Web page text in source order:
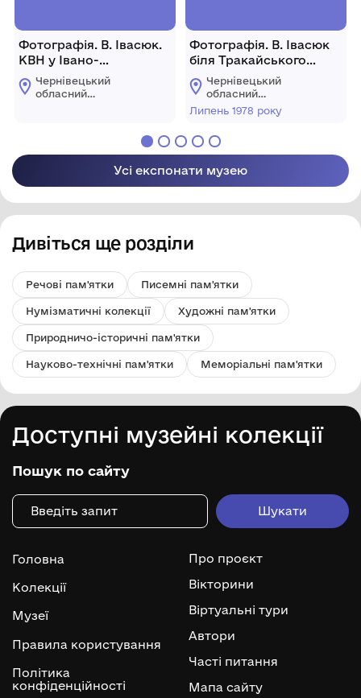
Фотографія. В. Івасюк.
КВН у Івано-
Франківську. 1969-1970
роки.
Чернівецький
обласний
Фотографія. В. Івасюк
біля Тракайського
замку. Вільнюс. Липень
1978 року.
Чернівецький
обласний
меморіальний музей
Володимира Івасюка
Липень 1978 року
Усі експонати музею
Дивіться ще розділи
Речові пам'ятки Писемні пам'ятки
Нумізматичні колекції Художні пам'ятки
Природничо-історичні пам'ятки
Науково-технічні пам'ятки Меморіальні пам'ятки
Доступні музейні колекції
Пошук по сайту
Головна
Колекції
Музеї
Правила користування
Політика
конфіденційності
Про проєкт
Вікторини
Віртуальні тури
Автори
Часті питання
Мапа сайту